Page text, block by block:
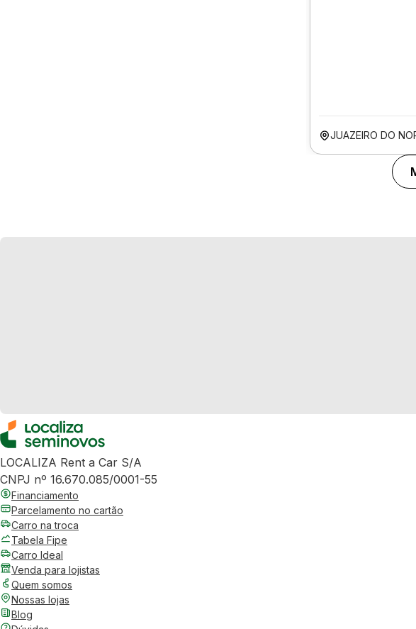
JUAZEIRO DO
LOCALIZA Rent a Car S/A
CNPJ nº 16.670.085/0001-55
Financiamento
Parcelamento no cartão
Carro na troca
Tabela Fipe
Carro Ideal
Venda para lojistas
Quem somos
Nossas lojas
Blog